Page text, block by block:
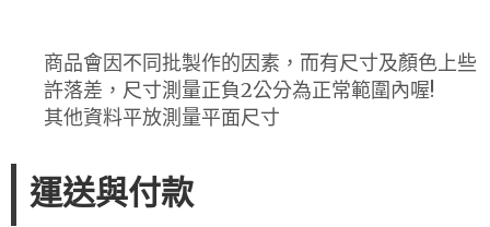
商品會因不同批製作的因素，而有尺寸及顏色上些
許落差，尺寸測量正負2公分為正常範圍內喔!
其他資料平放測量平面尺寸
運送與付款